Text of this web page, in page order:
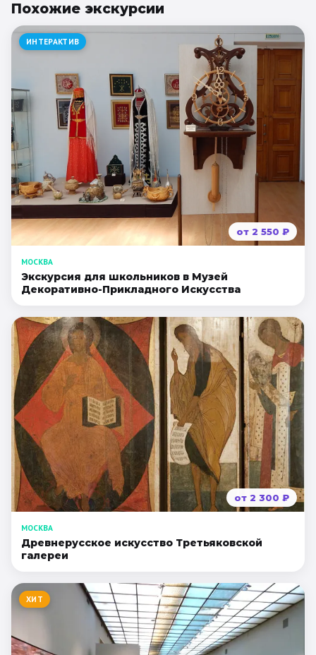
Похожие экскурсии
ИНТЕРАКТИВ
от 2 550 ₽
МОСКВА
Экскурсия для школьников в Музей
Декоративно-Прикладного Искусства
от 2 300 ₽
МОСКВА
Древнерусское искусство Третьяковской
галереи
ХИТ